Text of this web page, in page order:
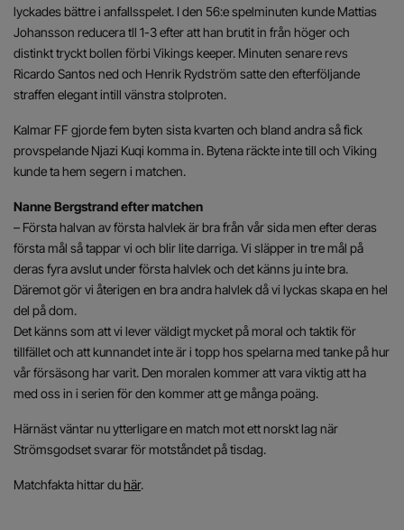
lyckades bättre i anfallsspelet. I den 56:e spelminuten kunde Mattias
Johansson reducera tll 1-3 efter att han brutit in från höger och
distinkt tryckt bollen förbi Vikings keeper. Minuten senare revs
Ricardo Santos ned och Henrik Rydström satte den efterföljande
straffen elegant intill vänstra stolproten.
Kalmar FF gjorde fem byten sista kvarten och bland andra så fick
provspelande Njazi Kuqi komma in. Bytena räckte inte till och Viking
kunde ta hem segern i matchen.
Nanne Bergstrand efter matchen
– Första halvan av första halvlek är bra från vår sida men efter deras
första mål så tappar vi och blir lite darriga. Vi släpper in tre mål på
deras fyra avslut under första halvlek och det känns ju inte bra.
Däremot gör vi återigen en bra andra halvlek då vi lyckas skapa en hel
del på dom.
Det känns som att vi lever väldigt mycket på moral och taktik för
tillfället och att kunnandet inte är i topp hos spelarna med tanke på hur
vår försäsong har varit. Den moralen kommer att vara viktig att ha
med oss in i serien för den kommer att ge många poäng.
Härnäst väntar nu ytterligare en match mot ett norskt lag när
Strömsgodset svarar för motståndet på tisdag.
Matchfakta hittar duhär.